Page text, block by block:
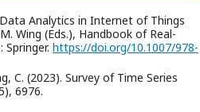
Analytics in Internet of Things
Wing (Eds.), Handbook of Real-
Springer. https://doi.org/10.1007/978-
C. (2023). Survey of Time Series
6976.